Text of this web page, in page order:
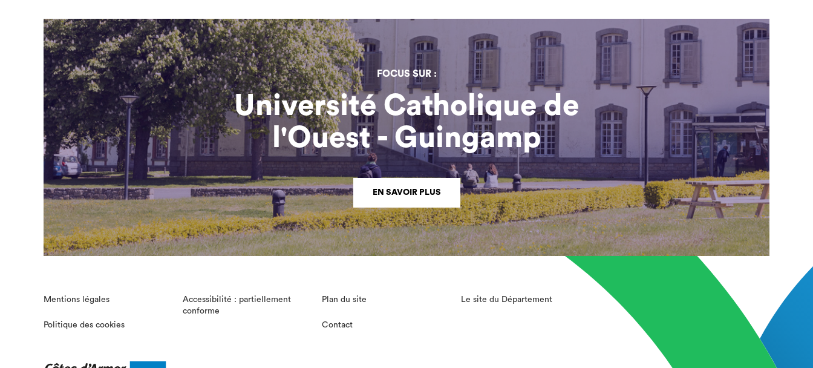
FOCUS SUR :
Université Catholique de
l'Ouest - Guingamp
EN SAVOIR PLUS
Mentions légales
Politique des cookies
Accessibilité : partiellement
conforme
Plan du site
Contact
Le site du Département